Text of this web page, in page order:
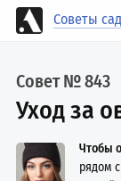
Советы
Совет № 843
Уход за
Чтобы
рядом